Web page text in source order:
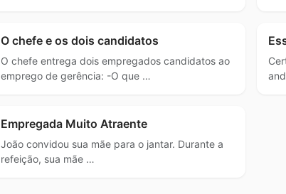
O chefe e os dois candidatos
O chefe entrega dois empregados candidatos ao
emprego de gerência: -O que …
Empregada Muito Atraente
João convidou sua mãe para o jantar. Durante a
refeição, sua mãe …